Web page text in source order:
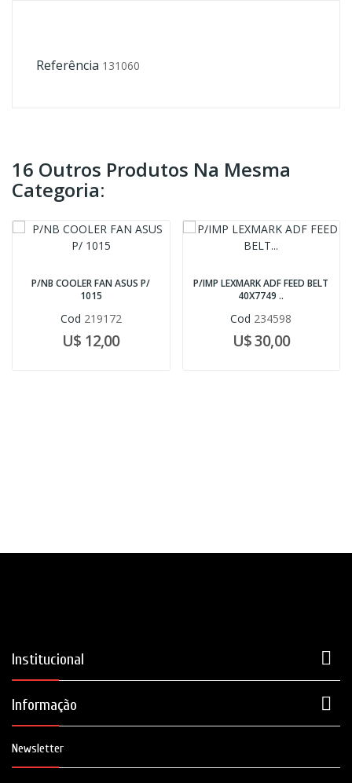
Referência 131060
16 Outros Produtos Na Mesma
Categoria:
P/NB COOLER FAN ASUS P/
1015
Cod 219172
U$ 12,00
P/IMP LEXMARK ADF FEED BELT
40X7749 ..
Cod 234598
U$ 30,00
Institucional 
Informação 
Newsletter